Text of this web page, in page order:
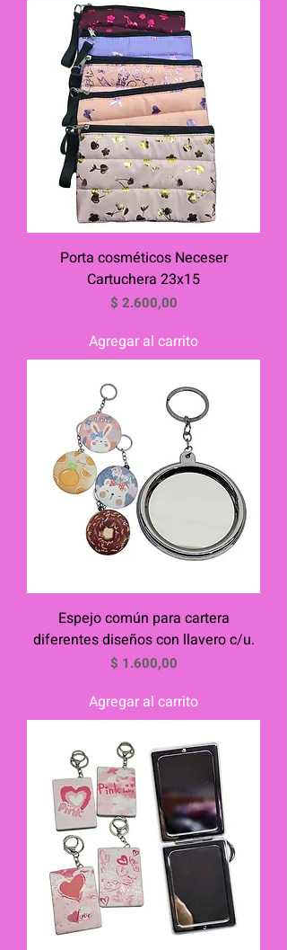
Porta cosméticos Neceser
Cartuchera 23x15
Precio
$ 2.600,00
Agregar al carrito
Espejo común para cartera
diferentes diseños con llavero c/u.
Precio
$ 1.600,00
Agregar al carrito